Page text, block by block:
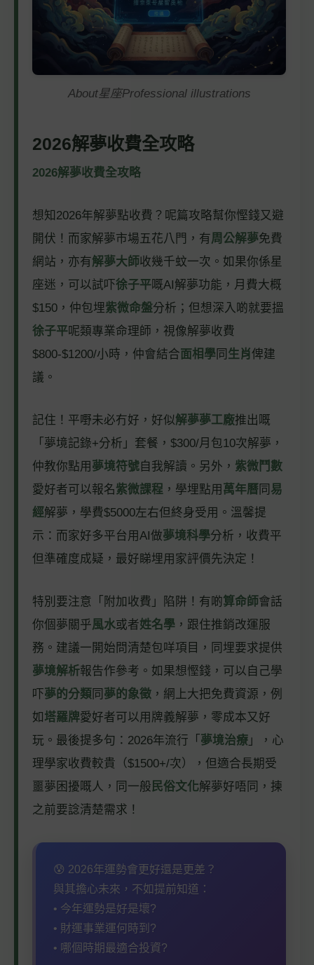
About星座Professional illustrations
2026解夢收費全攻略
2026解夢收費全攻略
想知2026年解夢點收費？呢篇攻略幫你慳錢又避
開伏！而家解夢市場五花八門，有周公解夢免費
網站，亦有解夢大師收幾千蚊一次。如果你係星
座迷，可以試吓徐子平嘅AI解夢功能，月費大概
$150，仲包埋紫微命盤分析；但想深入啲就要搵
徐子平呢類專業命理師，視像解夢收費
$800-$1200/小時，仲會結合面相學 同 生肖俾建
議。
記住！平嘢未必冇好，好似解夢夢工廠推出嘅
「夢境記錄+分析」套餐，$300/月包10次解夢，
仲教你點用 夢境符號自我解讀。另外， 紫微鬥數
愛好者可以報名紫微課程 ，學埋點用 萬年曆 同 易
經解夢，學費$5000左右但終身受用。溫馨提
示：而家好多平台用AI做夢境科學分析，收費平
但準確度成疑，最好睇埋用家評價先決定！
特別要注意「附加收費」陷阱！有啲算命師會話
你個夢關乎風水或者姓名學 ，跟住推銷改運服
務。建議一開始問清楚包咩項目，同埋要求提供
夢境解析報告作參考。如果想慳錢，可以自己學
吓夢的分類 同 夢的象徵 ，網上大把免費資源，例
如 塔羅牌愛好者可以用牌義解夢，零成本又好
玩。最後提多句：2026年流行「 夢境治療 」，心
理學家收費較貴（$1500+/次），但適合長期受
噩夢困擾嘅人，同一般 民俗文化解夢好唔同，揀
之前要諗清楚需求！
😰 2026年運勢會更好還是更差？
與其擔心未來，不如提前知道：
• 今年運勢是好是壞?
• 財運事業運何時到?
• 哪個時期最適合投資?